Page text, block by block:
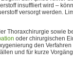
insuffliert wird –
versorgt werden.
Thoraxchirurgie sowie
oder chirurgischen
den
und für kurze